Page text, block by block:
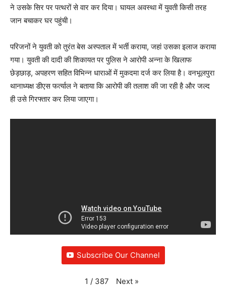
ने उसके सिर पर पत्थरों से वार कर दिया। घायल अवस्था में युवती किसी तरह
जान बचाकर घर पहुंची।
परिजनों ने युवती को तुरंत बेस अस्पताल में भर्ती कराया, जहां उसका इलाज कराया
गया। युवती की दादी की शिकायत पर पुलिस ने आरोपी अन्ना के खिलाफ
छेड़छाड़, अपहरण सहित विभिन्न धाराओं में मुकदमा दर्ज कर लिया है। वनभूलपुरा
थानाध्यक्ष डीएस फर्त्याल ने बताया कि आरोपी की तलाश की जा रही है और जल्द
ही उसे गिरफ्तार कर लिया जाएगा।
Subscribe Our Channel
1 / 387 Next »